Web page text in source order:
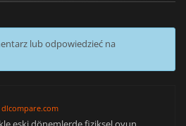
lub odpowiedzieć na
dlcompare.com